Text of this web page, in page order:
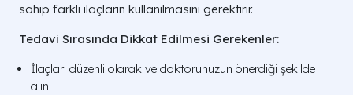
sahip farklı ilaçların kullanılmasını gerektirir.
Tedavi Sırasında Dikkat Edilmesi Gerekenler:
İlaçları düzenli olarak ve doktorunuzun önerdiği şekilde
alın.